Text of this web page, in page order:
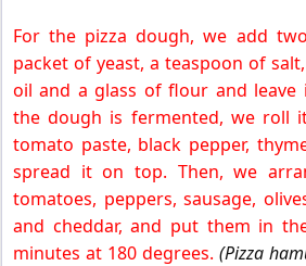
For the pizza dough, we add
packet of yeast, a teaspoon of
oil and a glass of flour and leave
the dough is fermented, we roll
tomato paste, black pepper,
spread it on top. Then, we
tomatoes, peppers, sausage,
and cheddar, and put them in
minutes at 180 degrees. (Pizza